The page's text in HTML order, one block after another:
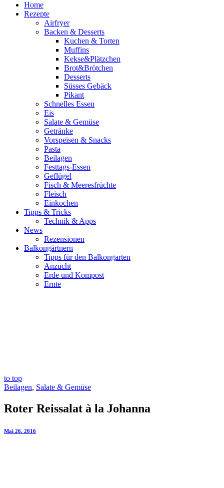
Home
Rezepte
Airfryer
Backen & Desserts
Kuchen & Torten
Muffins
Kekse&Plätzchen
Brot&Brötchen
Desserts
Süsses Gebäck
Pikant
Schnelles Essen
Eis
Salate & Gemüse
Getränke
Vorspeisen & Snacks
Pasta
Beilagen
Festtags-Essen
Geflügel
Fisch & Meeresfrüchte
Fleisch
Einkochen
Tipps & Tricks
Technik & Apps
News
Rezensionen
Balkongärtnern
Tipps für den Balkongarten
Anzucht
Erde und Kompost
Ernte
to top
Beilagen, Salate & Gemüse
Roter Reissalat à la Johanna
Mai 26. 2016